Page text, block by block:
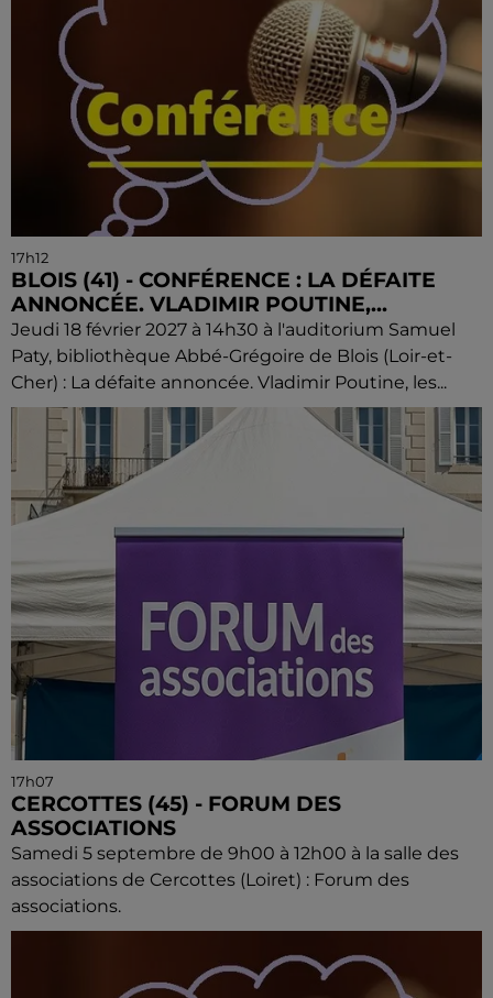
17h12
BLOIS (41) - CONFÉRENCE : LA DÉFAITE
ANNONCÉE. VLADIMIR POUTINE,...
Jeudi 18 février 2027 à 14h30 à l'auditorium Samuel
Paty, bibliothèque Abbé-Grégoire de Blois (Loir-et-
Cher) : La défaite annoncée. Vladimir Poutine, les...
17h07
CERCOTTES (45) - FORUM DES
ASSOCIATIONS
Samedi 5 septembre de 9h00 à 12h00 à la salle des
associations de Cercottes (Loiret) : Forum des
associations.